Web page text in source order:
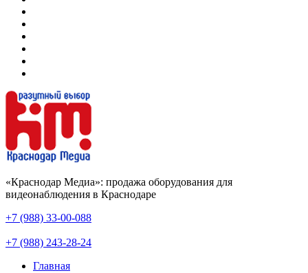
«Краснодар Медиа»: продажа оборудования для
видеонаблюдения в Краснодаре
+7 (988) 33-00-088
+7 (988) 243-28-24
Главная